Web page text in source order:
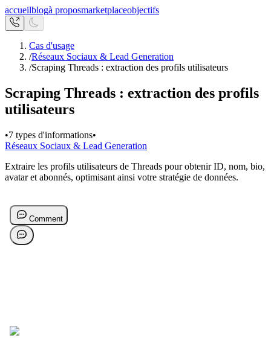
accueilblogà proposmarketplaceobjectifs
Cas d'usage
/Réseaux Sociaux & Lead Generation
/Scraping Threads : extraction des profils utilisateurs
Scraping Threads : extraction des profils
utilisateurs
•7 types d'informations•
Réseaux Sociaux & Lead Generation
Extraire les profils utilisateurs de Threads pour obtenir ID, nom, bio,
avatar et abonnés, optimisant ainsi votre stratégie de données.